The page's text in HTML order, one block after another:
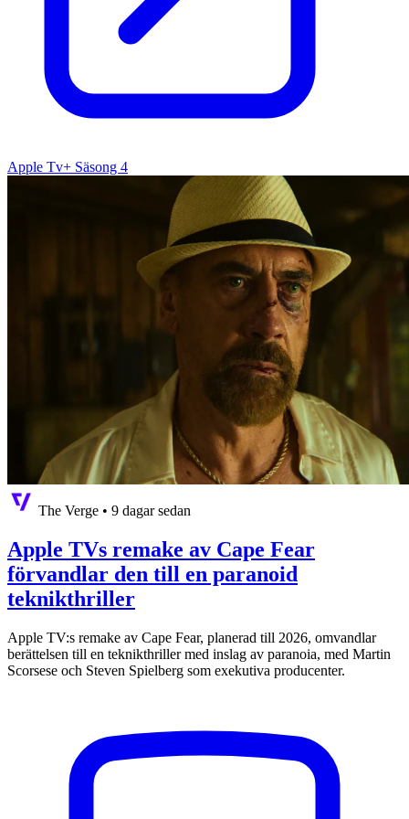
Apple Tv+ Säsong 4
The Verge • 9 dagar sedan
Apple TVs remake av Cape Fear
förvandlar den till en paranoid
teknikthriller
Apple TV:s remake av Cape Fear, planerad till 2026, omvandlar
berättelsen till en teknikthriller med inslag av paranoia, med Martin
Scorsese och Steven Spielberg som exekutiva producenter.